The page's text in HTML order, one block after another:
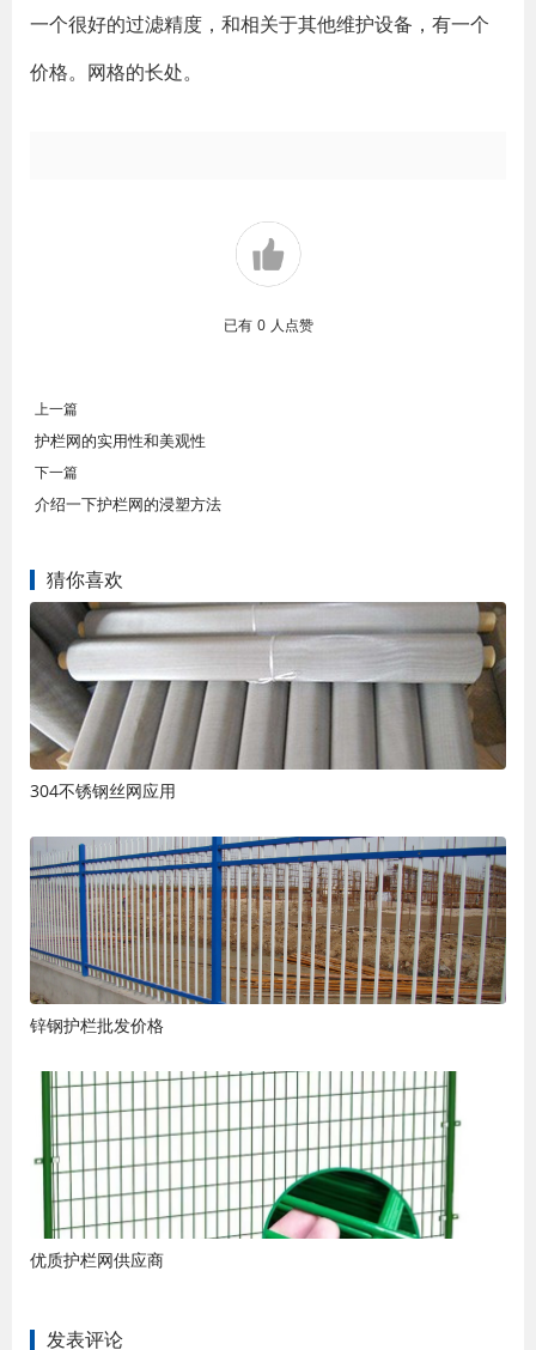
一个很好的过滤精度，和相关于其他维护设备，有一个
价格。网格的长处。
已有 0 人点赞
上一篇
护栏网的实用性和美观性
下一篇
介绍一下护栏网的浸塑方法
猜你喜欢
304不锈钢丝网应用
锌钢护栏批发价格
优质护栏网供应商
发表评论